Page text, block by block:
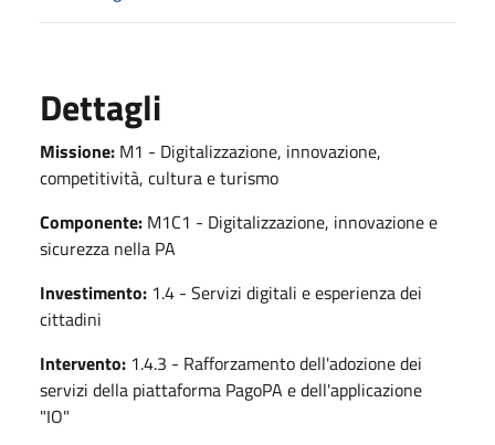
Dettagli
Missione: M1 - Digitalizzazione, innovazione,
competitività, cultura e turismo
Componente: M1C1 - Digitalizzazione, innovazione e
sicurezza nella PA
Investimento: 1.4 - Servizi digitali e esperienza dei
cittadini
Intervento: 1.4.3 - Rafforzamento dell'adozione dei
servizi della piattaforma PagoPA e dell'applicazione
"IO"